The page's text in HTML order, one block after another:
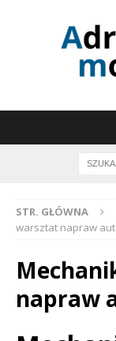
STR. GŁÓWNA
warsztat napraw
napraw